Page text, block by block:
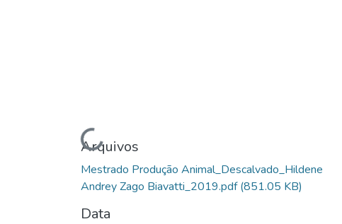
Carregando...
Arquivos
Mestrado Produção Animal_Descalvado_Hildene
Andrey Zago Biavatti_2019.pdf(851.05 KB)
Data